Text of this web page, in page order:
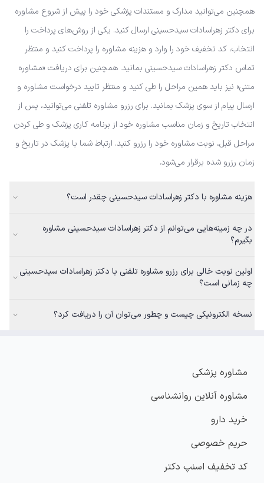
همچنین می‌توانید مدارک و مستندات پزشکی خود را پیش از شروع مشاوره
برای دکتر زهراسادات سیدحسینی ارسال کنید. یکی از روش‌های پرداخت را
انتخاب، کد تخفیف خود را وارد و هزینه مشاوره را پرداخت کنید و منتظر
تماس دکتر زهراسادات سیدحسینی بمانید. همچنین برای دریافت «مشاوره
متنی» نیز باید همین مراحل را طی کنید و منتظر تایید درخواست مشاوره و
ارسال پیام از سوی پزشک بمانید. برای رزرو مشاوره تلفنی می‌توانید، پس از
انتخاب تاریخ و زمان مناسب مشاوره خود از برنامه کاری پزشک و طی کردن
مراحل قبل، نوبت مشاوره خود را رزرو کنید. ارتباط شما با پزشک در تاریخ و
زمان رزرو شده برقرار می‌شود.
هزینه مشاوره با دکتر زهراسادات سیدحسینی چقدر است؟
در چه زمینه‌هایی می‌توانم از دکتر زهراسادات سیدحسینی مشاوره
بگیرم؟
اولین نوبت خالی برای رزرو مشاوره تلفنی با دکتر زهراسادات سیدحسینی
چه زمانی است؟
نسخه الکترونیکی چیست و چطور می‌توان آن را دریافت کرد؟
مشاوره پزشکی
مشاوره آنلاین روانشناسی
خرید دارو
حریم خصوصی
کد تخفیف اسنپ دکتر